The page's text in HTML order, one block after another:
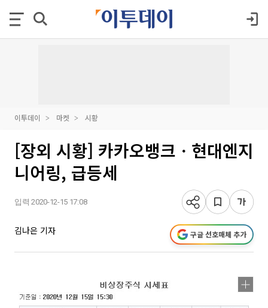
이투데이 마켓 시황
[장외 시황] 카카오뱅크ㆍ현대엔지
니어링, 급등세
입력 2020-12-15 17:08
김나은 기자 구글 선호매체 추가